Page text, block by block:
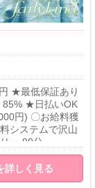
★最低保証あり
85% ★日払いOK
円) 〇お給料獲
システムで沢山
りー 90分 →
1番低いバック
◎ ◇全額日払い
ク ◇ノルマ無し
詳しく見る